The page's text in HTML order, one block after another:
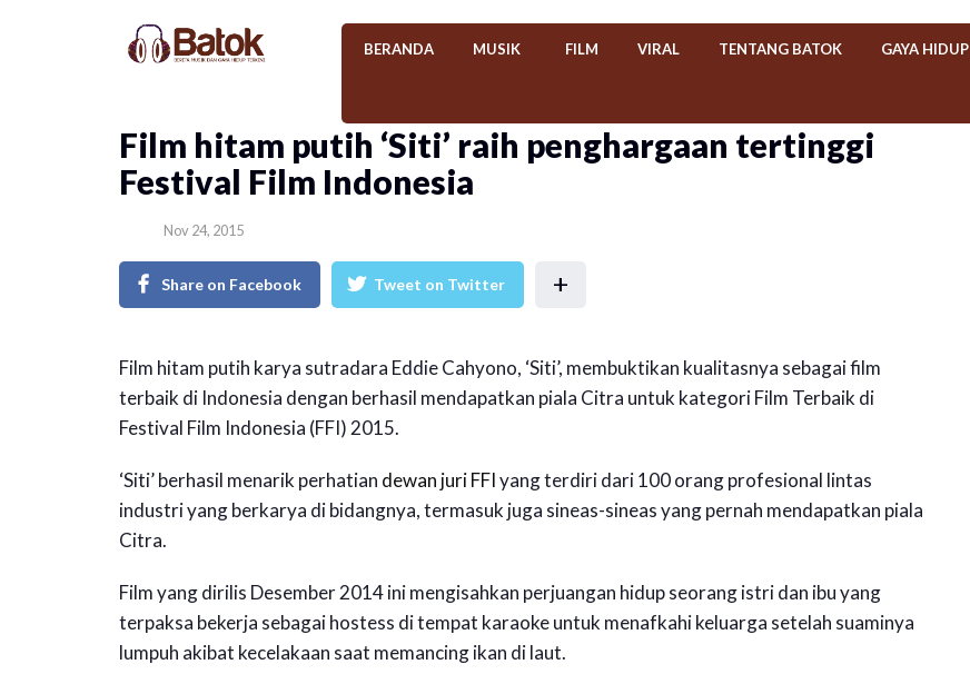
BERANDA MUSIK FILM VIRAL TENTANG BATOK GAYA HIDUP
Film hitam putih ‘Siti’ raih penghargaan tertinggi
Festival Film Indonesia
Nov 24, 2015
Share on Facebook Tweet on Twitter +
Film hitam putih karya sutradara Eddie Cahyono, ‘Siti’, membuktikan kualitasnya sebagai film
terbaik di Indonesia dengan berhasil mendapatkan piala Citra untuk kategori Film Terbaik di
Festival Film Indonesia (FFI) 2015.
‘Siti’ berhasil menarik perhatian dewan juri FFIyang terdiri dari 100 orang profesional lintas
industri yang berkarya di bidangnya, termasuk juga sineas-sineas yang pernah mendapatkan piala
Citra.
Film yang dirilis Desember 2014 ini mengisahkan perjuangan hidup seorang istri dan ibu yang
terpaksa bekerja sebagai hostess di tempat karaoke untuk menafkahi keluarga setelah suaminya
lumpuh akibat kecelakaan saat memancing ikan di laut.